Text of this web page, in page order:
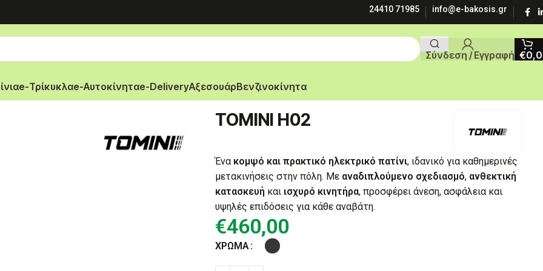
24410 71985 info@e-bakosis.gr
Σύνδεση / Εγγραφή €
e-Τρίκυκλαe-Αυτοκίνηταe-DeliveryΑξεσουάρΒενζινοκίνητα
TOMINI H02
Ένα κομψό και πρακτικό ηλεκτρικό πατίνι, ιδανικό για καθημερινές
μετακινήσεις στην πόλη. Με αναδιπλούμενο σχεδιασμό, ανθεκτική
κατασκευή και ισχυρό κινητήρα, προσφέρει άνεση, ασφάλεια και
υψηλές επιδόσεις για κάθε αναβάτη.
€460,00
ΧΡΏΜΑ